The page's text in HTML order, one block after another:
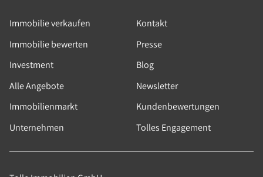
Leitfaden für Verkäufer
Wer in Berlin eine Immobilie verkaufen möchte,
gesamten Verlauf des Verkaufs prägt: Welchem
Makler vertraue ich diesen Prozess an? Diese
denn die Berufsbezeichnung
„Immobilienmakler" ist nicht geschützt. Es gibt
Immobilie verkaufen
Immobilie bewerten
Investment
Alle Angebote
Immobilienmarkt
Unternehmen
Kontakt
Presse
Blog
Newsletter
Kundenbewertungen
Tolles Engagement